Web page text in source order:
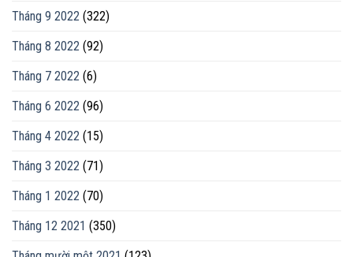
Tháng 9 2022 (322)
Tháng 8 2022 (92)
Tháng 7 2022 (6)
Tháng 6 2022 (96)
Tháng 4 2022 (15)
Tháng 3 2022 (71)
Tháng 1 2022 (70)
Tháng 12 2021 (350)